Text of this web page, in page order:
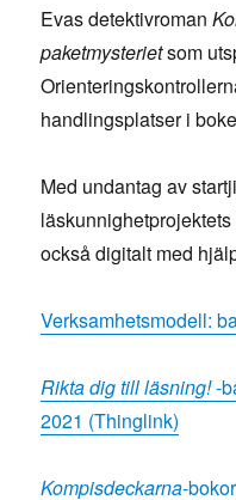
Evas detektivroman
paketmysterietsom
handlingsplatser i
Med undantag av
också digitalt med
Verksamhetsmodell:
Rikta dig till läsning!-
2021 (Thinglink)
Kompisdeckarna-